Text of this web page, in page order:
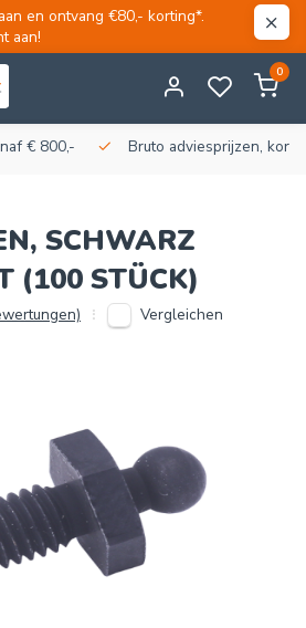
en ontvang €80,- korting*.
aan!
0
€ 800,- Bruto adviesprijzen,
SCHWARZ
(100 STÜCK)
Vergleichen